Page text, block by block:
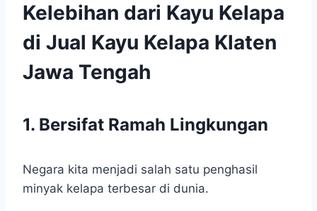
Kelebihan dari Kayu Kelapa
di Jual Kayu Kelapa Klaten
Jawa Tengah
1. Bersifat Ramah Lingkungan
Negara kita menjadi salah satu penghasil
minyak kelapa terbesar di dunia.